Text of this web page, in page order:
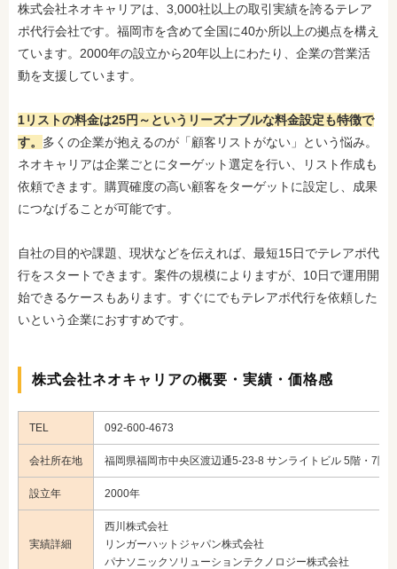
株式会社ネオキャリアは、3,000社以上の取引実績を誇るテレア
ポ代行会社です。福岡市を含めて全国に40か所以上の拠点を構え
ています。2000年の設立から20年以上にわたり、企業の営業活
動を支援しています。
1リストの料金は25円～というリーズナブルな料金設定も特徴で
す。 多くの企業が抱えるのが「顧客リストがない」という悩み。
ネオキャリアは企業ごとにターゲット選定を行い、リスト作成も
依頼できます。購買確度の高い顧客をターゲットに設定し、成果
につなげることが可能です。
自社の目的や課題、現状などを伝えれば、最短15日でテレアポ代
行をスタートできます。案件の規模によりますが、10日で運用開
始できるケースもあります。すぐにでもテレアポ代行を依頼した
いという企業におすすめです。
株式会社ネオキャリアの概要・実績・価格感
TEL 092-600-4673
会社所在地 福岡県福岡市中央区渡辺通5-23-8 サンライトビル 5階・7階
設立年 2000年
実績詳細
西川株式会社
リンガーハットジャパン株式会社
パナソニックソリューションテクノロジー株式会社